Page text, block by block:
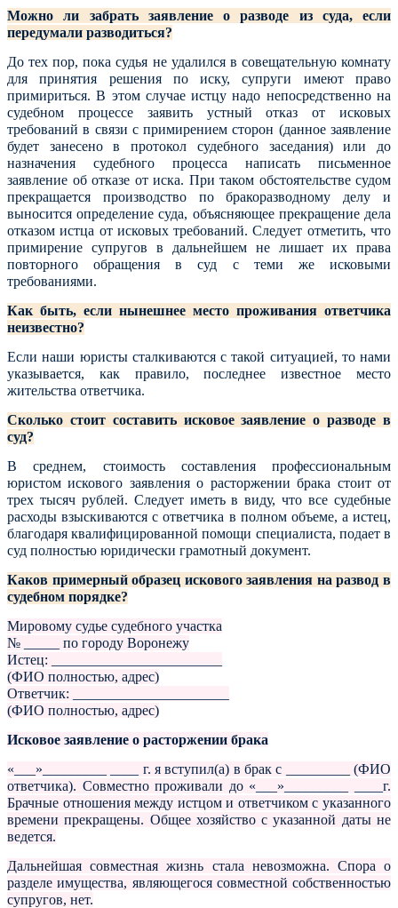
Можно ли забрать заявление о разводе из суда, если
передумали разводиться?
До тех пор, пока судья не удалился в совещательную комнату
для принятия решения по иску, супруги имеют право
примириться. В этом случае истцу надо непосредственно на
судебном процессе заявить устный отказ от исковых
требований в связи с примирением сторон (данное заявление
будет занесено в протокол судебного заседания) или до
назначения судебного процесса написать письменное
заявление об отказе от иска. При таком обстоятельстве судом
прекращается производство по бракоразводному делу и
выносится определение суда, объясняющее прекращение дела
отказом истца от исковых требований.Следует отметить, что
примирение супругов в дальнейшем не лишает их права
повторного обращения в суд с теми же исковыми
требованиями.
Как быть, если нынешнее место проживания ответчика
неизвестно?
Если наши юристы сталкиваются с такой ситуацией, то нами
указывается, как правило, последнее известное место
жительства ответчика.
Сколько стоит составить исковое заявление о разводе в
суд?
В среднем, стоимость составления профессиональным
юристом искового заявления о расторжении брака стоит от
трех тысяч рублей. Следует иметь в виду, что все судебные
расходы взыскиваются с ответчика в полном объеме, а истец,
благодаря квалифицированной помощи специалиста, подает в
суд полностью юридически грамотный документ.
Каков примерный образец искового заявления на развод в
судебном порядке?
Мировому судье судебного участка
№ _____ по городу Воронежу
Истец: ________________________
(ФИО полностью, адрес)
Ответчик: ______________________
(ФИО полностью, адрес)
Исковое заявление о расторжении брака
«___»_________ ____ г. я вступил(а) в брак с _________ (ФИО
ответчика). Совместно проживали до «___»_________ ____г.
Брачные отношения между истцом и ответчиком с указанного
времени прекращены. Общее хозяйство с указанной даты не
ведется.
Дальнейшая совместная жизнь стала невозможна. Спора о
разделе имущества, являющегося совместной собственностью
супругов, нет.